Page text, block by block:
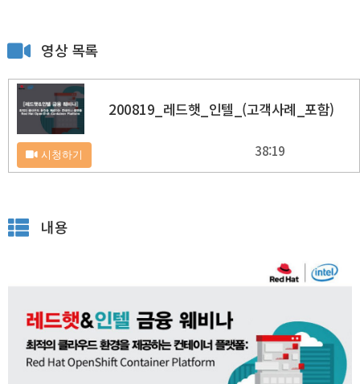
영상 목록
200819_레드햇_인텔_(고객사례_포함)
시청하기 38:19
내용